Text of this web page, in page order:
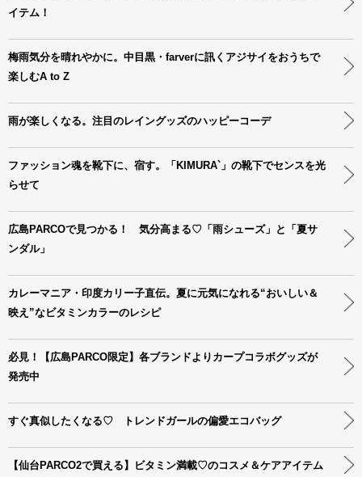
イテム！
梅雨気分を晴れやかに。中目黒・farverに訊くアジサイをおうちで
楽しむA to Z
雨が楽しくなる。注目のレイングッズのハッピーコーデ
ファッション魂を靴下に、宿す。「KIMURA`」の靴下でセンスを光
らせて
広島PARCOで見つかる！ 気分高まる♡「雨シューズ」と「夏サ
ンダル」
カレーマニア・印度カリー子直伝。夏に元気になれる“おいしい＆
映え”なビタミンカラーのレシピ
必見！【広島PARCO限定】各ブランドよりカープコラボグッズが
発売中
すぐ真似したくなる♡ トレンドガールの偏愛エコバッグ
【仙台PARCO2で買える】ビタミン満載♡のコスメ＆ケアアイテム